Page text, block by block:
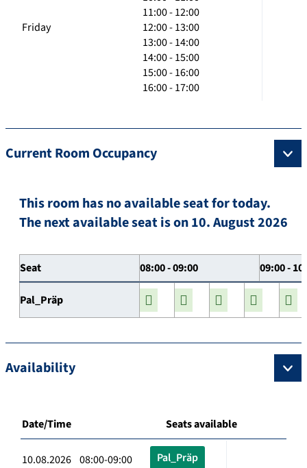
Friday
11:00 - 12:00
12:00 - 13:00
13:00 - 14:00
14:00 - 15:00
15:00 - 16:00
16:00 - 17:00
Current Room Occupancy
This room has no available seat for today.
The next available seat is on 10. August 2026
Seat 08:00 - 09:00 09:00 -
Pal_Präp
Availability
Date/Time Seats available
10.08.2026 08:00-09:00 Pal_Präp